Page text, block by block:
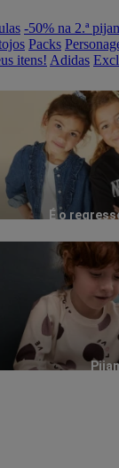
-50% na 2.ª
Packs
itens! Adidas
É o